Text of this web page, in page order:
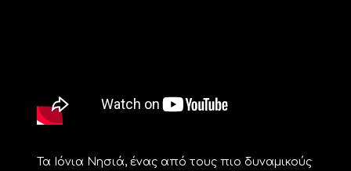
Τα Ιόνια Νησιά, ένας από τους πιο δυναμικούς